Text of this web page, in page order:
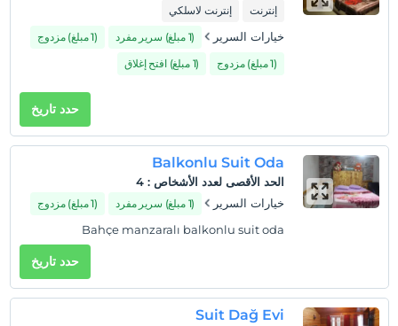
تسجيل المغادرة
مسموح بالحيوانات الأليفة. لا رسوم إضافية.
ساعات تسجيل الوصول
تكون بوابة الدخول مغلقة.
الأطفال الرضع حتى سن 2 مجانيون.
إنترنت إنترنت لاسلكي
خيارات السرير (1 مبلغ) سرير مفرد
(1 مبلغ) مزدوج
(1 مبلغ) مزدوج
(1 مبلغ) افتح إغلاق
حدد تاريخ
Balkonlu Suit Oda
الحد الأقصى لعدد الأشخاص :
4
خيارات السرير
(1 مبلغ) سرير مفرد (1 مبلغ) مزدوج
Bahçe manzaralı balkonlu suit oda
حدد تاريخ
Suit Dağ Evi